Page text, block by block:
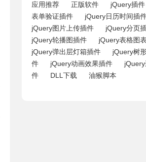
应用推荐
正版软件 jQuery插件
表单验证插件
jQuery日历时间插
jQuery图片上传插件
jQuery分页
jQuery轮播图插件
jQuery表格图
jQuery弹出层灯箱插件
jQuery树
件
jQuery动画效果插件
件
DLL下载 油猴脚本